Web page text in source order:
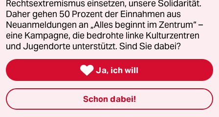
blockiert."
Diese Ausdrucksweise tut ja ganz so, als sei
das Behaviorismus, wenn Nahles anfängt mit
lügen.
"Lügen", nicht "provozieren", wie es
verharmlosend im Titel steht.
Das Wort "Lüge" steht gar nicht im Artikel.
Warum scheut mensch sich da, beim Namen zu
Rechtsextremismus einsetzen, unsere Solidarität.
Daher gehen 50 Prozent der Einnahmen aus
Neuanmeldungen an „Alles beginnt im Zentrum“ –
eine Kampagne, die bedrohte linke Kulturzentren
und Jugendorte unterstützt. Sind Sie dabei?
 Ja, ich will
Schon dabei!